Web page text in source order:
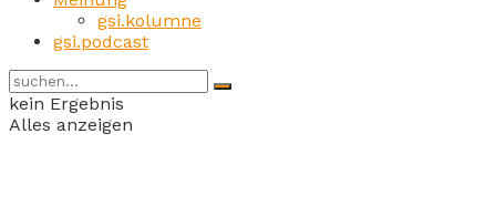
gsi.kolumne
gsi.podcast
kein Ergebnis
Alles anzeigen